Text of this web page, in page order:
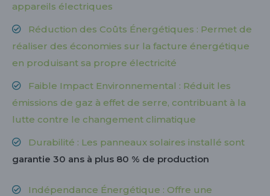
appareils électriques
Réduction des Coûts Énergétiques : Permet de
réaliser des économies sur la facture énergétique
en produisant sa propre électricité
Faible Impact Environnemental : Réduit les
émissions de gaz à effet de serre, contribuant à la
lutte contre le changement climatique
Durabilité : Les panneaux solaires installé sont
garantie 30 ans à plus 80 % de production
Indépendance Énergétique : Offre une